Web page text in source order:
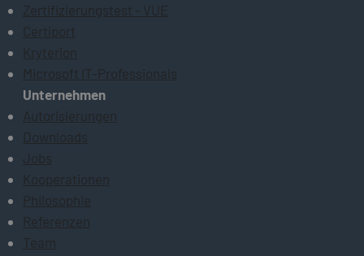
Zertifizierungstest - VUE
Certiport
Kryterion
Microsoft IT-Professionals
Unternehmen
Autorisierungen
Downloads
Jobs
Kooperationen
Philosophie
Referenzen
Team